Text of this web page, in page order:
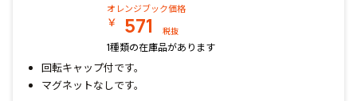
オレンジブック価格
￥ 571 税抜
1種類の在庫品があります
回転キャップ付です。
マグネットなしです。